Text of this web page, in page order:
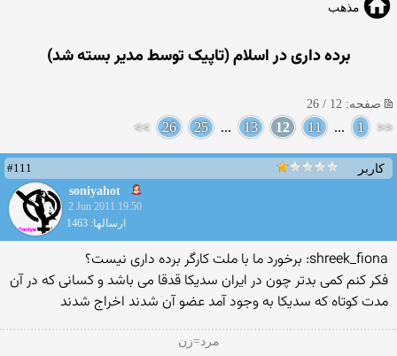
مذهب
برده داری در اسلام (تاپیک توسط مدیر بسته شد)
صفحه: 12 / 26
<<
1
...
11
12
13
...
25
26
>>
کاربر
#111
soniyahot
2 Jun 2011 19:50
ارسالها: 1463
shreek_fiona: برخورد ما با ملت كارگر برده داری نیست؟
فكر كنم كمی بدتر چون در ایران سدیكا قدقا می باشد و كسانی كه در آن
مدت كوتاه كه سدیكا به وجود آمد عضو آن شدند اخراج شدند
مرد=زن